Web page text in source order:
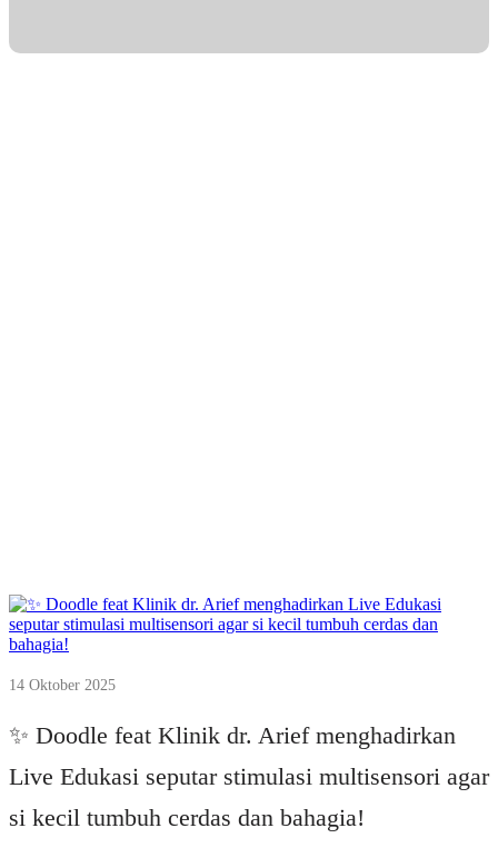
14 Oktober 2025
✨ Doodle feat Klinik dr. Arief menghadirkan
Live Edukasi seputar stimulasi multisensori agar
si kecil tumbuh cerdas dan bahagia!